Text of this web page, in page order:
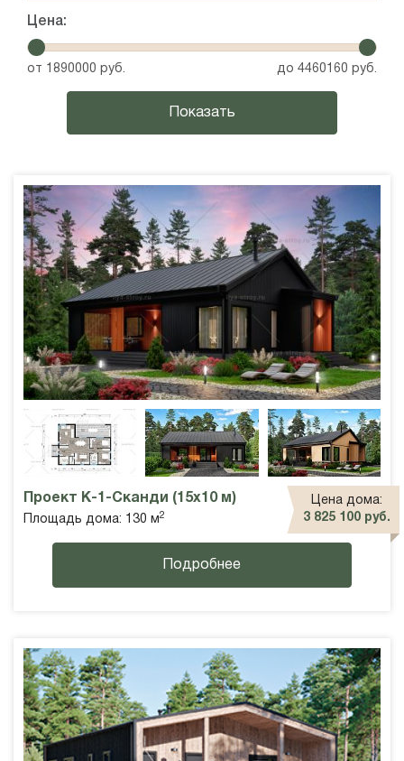
Цена:
от 1890000 руб. до 4460160 руб.
Проект К-1-Сканди (15х10 м)
Площадь дома: 130 м 2
Цена дома:
3 825 100 руб.
Подробнее